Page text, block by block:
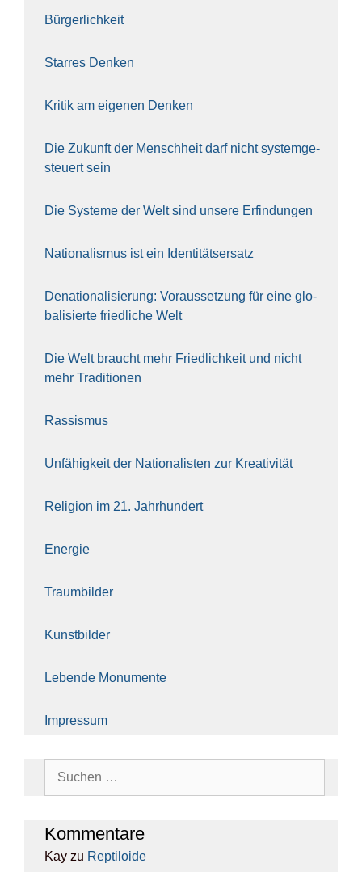
Bür­ger­lich­keit
Star­res Den­ken
Kri­tik am eige­nen Den­ken
Die Zukunft der Mensch­heit darf nicht sys­tem­ge­
steu­ert sein
Die Sys­te­me der Welt sind unse­re Erfin­dun­gen
Natio­na­lis­mus ist ein Iden­ti­täts­er­satz
Dena­tio­na­li­sie­rung: Vor­aus­set­zung für eine glo­
ba­li­sier­te fried­li­che Welt
Die Welt braucht mehr Fried­lich­keit und nicht
mehr Tra­di­tio­nen
Ras­sis­mus
Unfä­hig­keit der Natio­na­lis­ten zur Krea­ti­vi­tät
Reli­gi­on im 21. Jahr­hun­dert
Ener­gie
Traum­bil­der
Kunst­bil­der
Leben­de Monu­men­te
Impres­sum
Kom­men­ta­re
Kay zu Rep­ti­lo­ide